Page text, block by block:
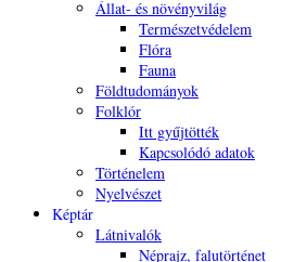
Állat- és növényvilág
Természetvédelem
Flóra
Fauna
Földtudományok
Folklór
Itt gyűjtötték
Kapcsolódó adatok
Történelem
Nyelvészet
Képtár
Látnivalók
Néprajz, falutörténet